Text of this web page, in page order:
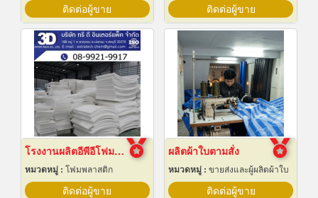
ติดต่อผู้ขาย ติดต่อผู้ขาย
โรงงานผลิตอีพีอีโฟมชลบุรี
หมวดหมู่ : โฟมพลาสติก
ติดต่อผู้ขาย
ผลิตผ้าใบตามสั่ง
หมวดหมู่ : ขายส่งและผู้ผลิตผ้าใบ
ติดต่อผู้ขาย